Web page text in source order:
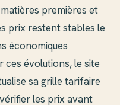
premières et
prix restent stables le
économiques
ces évolutions, le site
sa grille tarifaire
les prix avant